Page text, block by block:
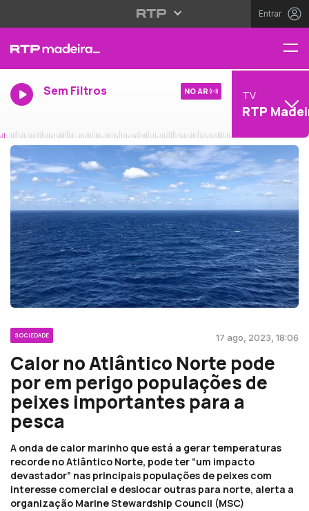
Entrar
Sem Filtros NO AR TV
RTP
SOCIEDADE 17 ago, 2023, 18:06
Calor no Atlântico Norte pode
por em perigo populações de
peixes importantes para a
pesca
A onda de calor marinho que está a gerar temperaturas
recorde no Atlântico Norte, pode ter “um impacto
devastador” nas principais populações de peixes com
interesse comercial e deslocar outras para norte, alerta a
organização Marine Stewardship Council (MSC)